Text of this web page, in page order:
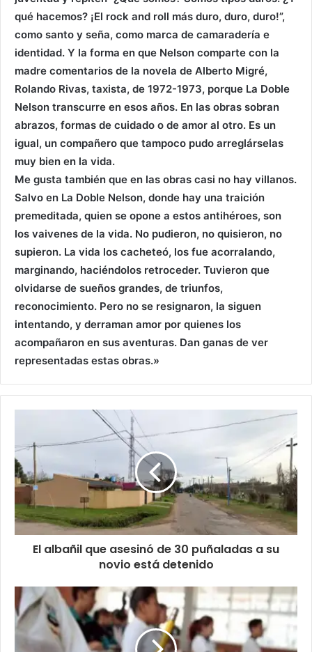
qué hacemos? ¡El rock and roll más duro, duro, duro!”,
como santo y seña, como marca de camaradería e
identidad. Y la forma en que Nelson comparte con la
madre comentarios de la novela de Alberto Migré,
Rolando Rivas, taxista, de 1972-1973, porque La Doble
Nelson transcurre en esos años. En las obras sobran
abrazos, formas de cuidado o de amor al otro. Es un
igual, un compañero que tampoco pudo arreglárselas
muy bien en la vida.
Me gusta también que en las obras casi no hay villanos.
Salvo en La Doble Nelson, donde hay una traición
premeditada, quien se opone a estos antihéroes, son
los vaivenes de la vida. No pudieron, no quisieron, no
supieron. La vida los cacheteó, los fue acorralando,
marginando, haciéndolos retroceder. Tuvieron que
olvidarse de sueños grandes, de triunfos,
reconocimiento. Pero no se resignaron, la siguen
intentando, y derraman amor por quienes los
acompañaron en sus aventuras. Dan ganas de ver
representadas estas obras.»
El albañil que asesinó de 30 puñaladas a su
novio está detenido